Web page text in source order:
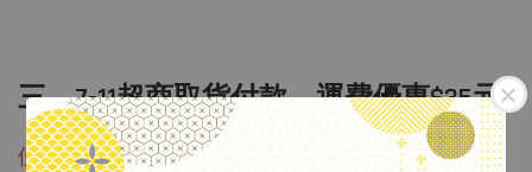
三、7-11超商取貨付款，運費優惠$35元
使用賣貨便出貨，7-11取貨付款，運費優惠$35元